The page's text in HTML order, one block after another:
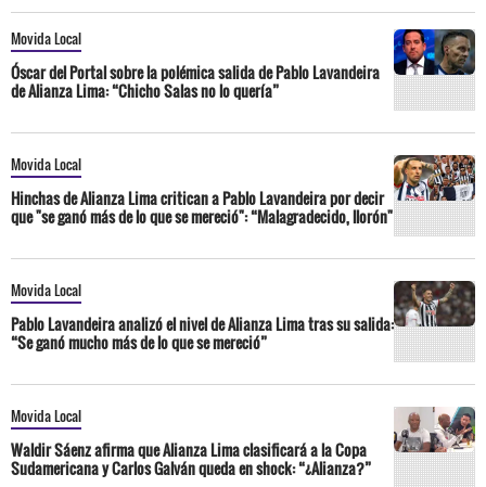
Movida Local
Óscar del Portal sobre la polémica salida de Pablo Lavandeira
de Alianza Lima: “Chicho Salas no lo quería”
Movida Local
Hinchas de Alianza Lima critican a Pablo Lavandeira por decir
que "se ganó más de lo que se mereció": “Malagradecido, llorón"
Movida Local
Pablo Lavandeira analizó el nivel de Alianza Lima tras su salida:
“Se ganó mucho más de lo que se mereció”
Movida Local
Waldir Sáenz afirma que Alianza Lima clasificará a la Copa
Sudamericana y Carlos Galván queda en shock: “¿Alianza?”